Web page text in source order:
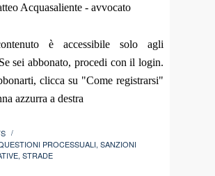
Acquasaliente - avvocato
è accessibile solo agli
sei abbonato, procedi con il login.
clicca su "Come registrarsi"
azzurra a destra
/
PROCESSUALI,SANZIONI
,STRADE